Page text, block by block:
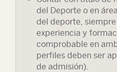
del Deporte o en
del deporte,
experiencia y
comprobable en
perfiles deben ser
de admisión).